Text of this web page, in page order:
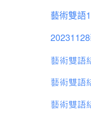
藝術雙語
藝術雙語
藝術雙語
藝術雙語